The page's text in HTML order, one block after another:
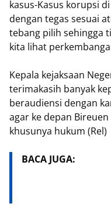
kasus-Kasus korupsi
dengan tegas sesuai
tebang pilih sehingga
kita lihat
Kepala kejaksaan
terimakasih banyak
beraudiensi dengan
agar ke depan
khusunya hukum (Rel)
BACA JUGA: